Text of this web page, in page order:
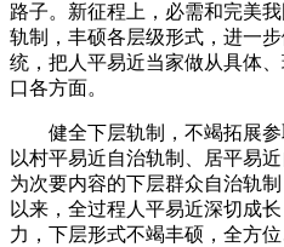
路子。新征程上，必需和完美
轨制，丰硕各层级形式，进一
统，把人平易近当家做从具体
口各方面。
健全下层轨制，不竭拓展参
以村平易近自治轨制、居平易
为次要内容的下层群众自治轨
以来，全过程人平易近深切成
力，下层形式不竭丰硕，全方